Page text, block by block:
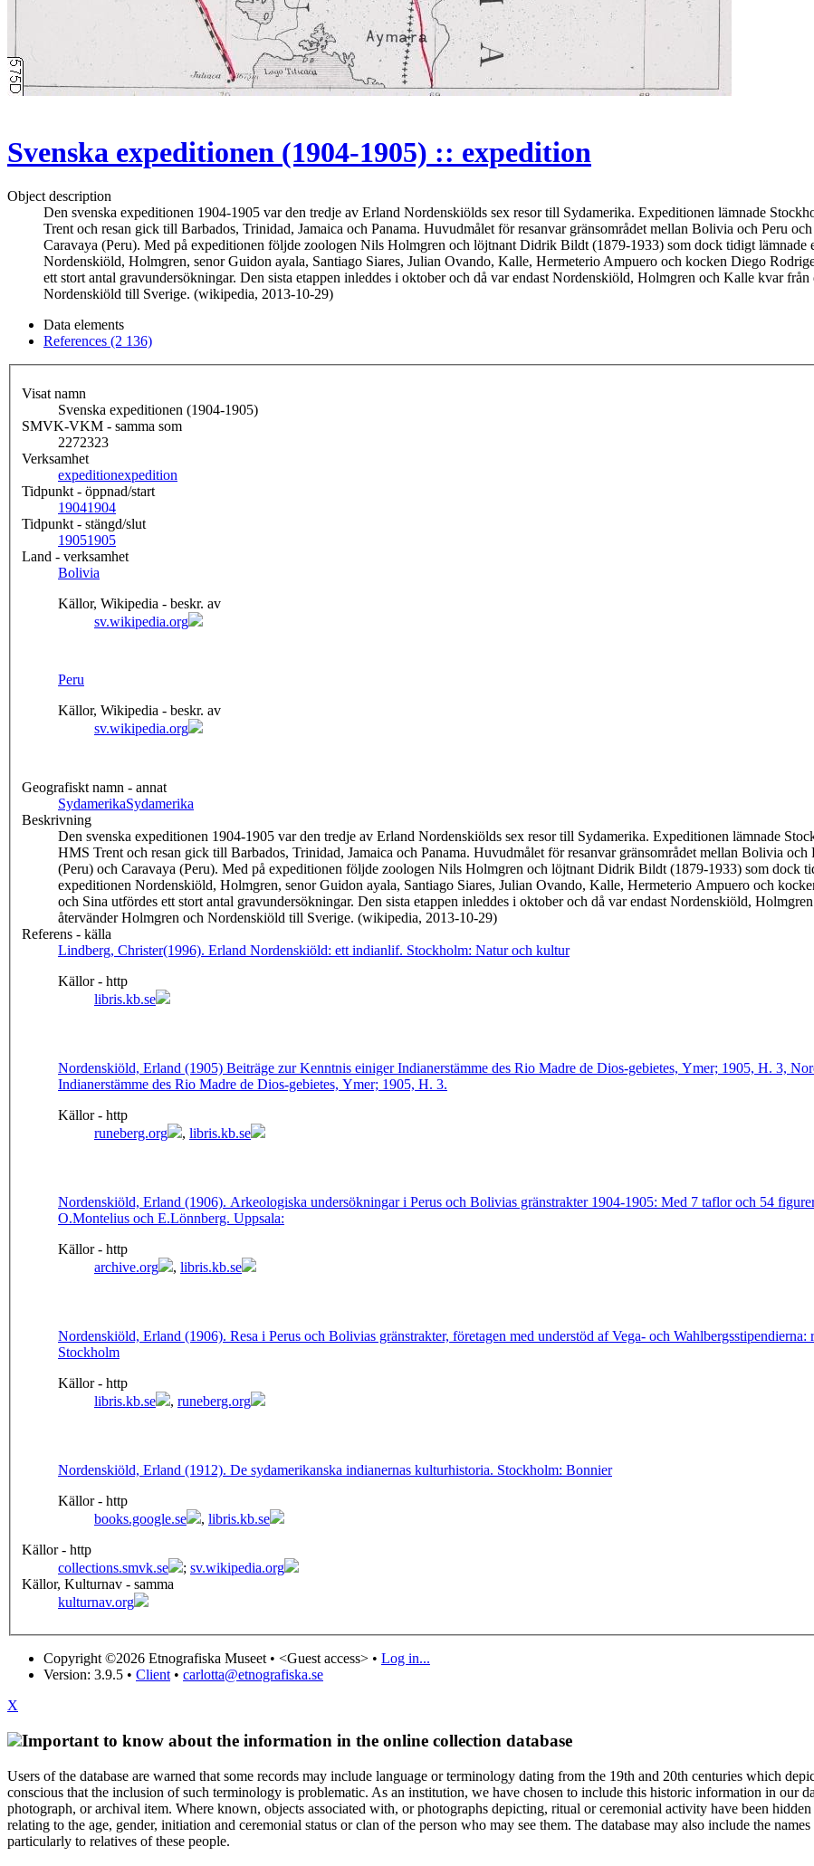
Svenska expeditionen (1904-1905) :: expedition
Object description
Den svenska expeditionen 1904-1905 var den tredje av Erland Nordenskiölds sex resor till Sydamerika. Expeditionen lämnade
Trent och resan gick till Barbados, Trinidad, Jamaica och Panama. Huvudmålet för resanvar gränsområdet mellan Bolivia och Peru
Caravaya (Peru). Med på expeditionen följde zoologen Nils Holmgren och löjtnant Didrik Bildt (1879-1933) som dock tidigt lämnade
Nordenskiöld, Holmgren, senor Guidon ayala, Santiago Siares, Julian Ovando, Kalle, Hermeterio Ampuero och kocken Diego
ett stort antal gravundersökningar. Den sista etappen inleddes i oktober och då var endast Nordenskiöld, Holmgren och Kalle kvar
Nordenskiöld till Sverige. (wikipedia, 2013-10-29)
Data elements
References (2 136)
Visat namn
Svenska expeditionen (1904-1905)
SMVK-VKM - samma som
2272323
Verksamhet
expeditionexpedition
Tidpunkt - öppnad/start
19041904
Tidpunkt - stängd/slut
19051905
Land - verksamhet
Bolivia
Källor, Wikipedia - beskr. av
sv.wikipedia.org
Peru
Källor, Wikipedia - beskr. av
sv.wikipedia.org
Geografiskt namn - annat
SydamerikaSydamerika
Beskrivning
Den svenska expeditionen 1904-1905 var den tredje av Erland Nordenskiölds sex resor till Sydamerika. Expeditionen lämnade
HMS Trent och resan gick till Barbados, Trinidad, Jamaica och Panama. Huvudmålet för resanvar gränsområdet mellan Bolivia
(Peru) och Caravaya (Peru). Med på expeditionen följde zoologen Nils Holmgren och löjtnant Didrik Bildt (1879-1933) som dock
expeditionen Nordenskiöld, Holmgren, senor Guidon ayala, Santiago Siares, Julian Ovando, Kalle, Hermeterio Ampuero och
och Sina utfördes ett stort antal gravundersökningar. Den sista etappen inleddes i oktober och då var endast Nordenskiöld,
återvänder Holmgren och Nordenskiöld till Sverige. (wikipedia, 2013-10-29)
Referens - källa
Lindberg, Christer(1996). Erland Nordenskiöld: ett indianlif. Stockholm: Natur och kultur
Källor - http
libris.kb.se
Nordenskiöld, Erland (1905) Beiträge zur Kenntnis einiger Indianerstämme des Rio Madre de Dios-gebietes, Ymer; 1905, H. 3,
Indianerstämme des Rio Madre de Dios-gebietes, Ymer; 1905, H. 3.
Källor - http
runeberg.org
, libris.kb.se
Nordenskiöld, Erland (1906). Arkeologiska undersökningar i Perus och Bolivias gränstrakter 1904-1905: Med 7 taflor och 54
O.Montelius och E.Lönnberg. Uppsala:
Källor - http
archive.org
, libris.kb.se
Nordenskiöld, Erland (1906). Resa i Perus och Bolivias gränstrakter, företagen med understöd af Vega- och
Stockholm
Källor - http
libris.kb.se
, runeberg.org
Nordenskiöld, Erland (1912). De sydamerikanska indianernas kulturhistoria. Stockholm: Bonnier
Källor - http
books.google.se
, libris.kb.se
Källor - http
collections.smvk.se
; sv.wikipedia.org
Källor, Kulturnav - samma
kulturnav.org
Copyright ©2026 Etnografiska Museet • <Guest access> • Log in...
Version: 3.9.5 • Client • carlotta@etnografiska.se
X
Important to know about the information in the online collection database
Users of the database are warned that some records may include language or terminology dating from the 19th and 20th centuries which
conscious that the inclusion of such terminology is problematic. As an institution, we have chosen to include this historic information in our
photograph, or archival item. Where known, objects associated with, or photographs depicting, ritual or ceremonial activity have been
relating to the age, gender, initiation and ceremonial status or clan of the person who may see them. The database may also include the
particularly to relatives of these people.